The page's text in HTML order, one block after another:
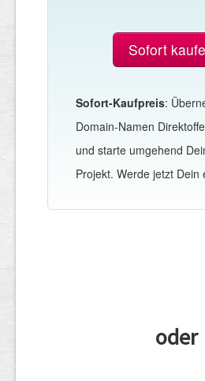
Sofort
Sofort-Kaufpreis:
Domain-Namen
und starte umgehend
Projekt. Werde jetzt Dein
oder